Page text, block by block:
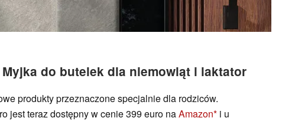
do butelek dla niemowląt i laktator
produkty przeznaczone specjalnie dla rodziców.
jest teraz dostępny w cenie 399 euro naAmazon i u